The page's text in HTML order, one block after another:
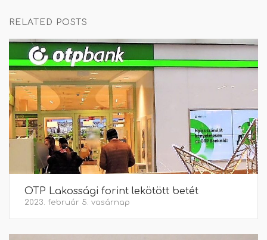
RELATED POSTS
OTP Lakossági forint lekötött betét
2023. február 5. vasárnap